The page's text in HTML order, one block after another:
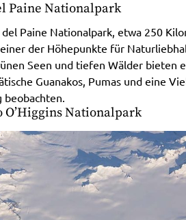
Paine Nationalpark
del Paine Nationalpark, etwa 250
der Höhepunkte für
Seen und tiefen Wälder bieten
Guanakos, Pumas und eine
beobachten.
O’Higgins Nationalpark